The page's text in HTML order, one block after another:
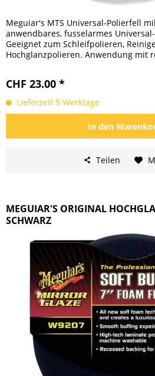
Meguiar's MTS Universal-Polierfell
anwendbares, fusselarmes
Geeignet zum Schleifpolieren,
Hochglanzpolieren. Anwendung mit
CHF 23.00 *
Lieferzeit 5 Werktage
In den
Teilen
MEGUIAR'S ORIGINAL
SCHWARZ